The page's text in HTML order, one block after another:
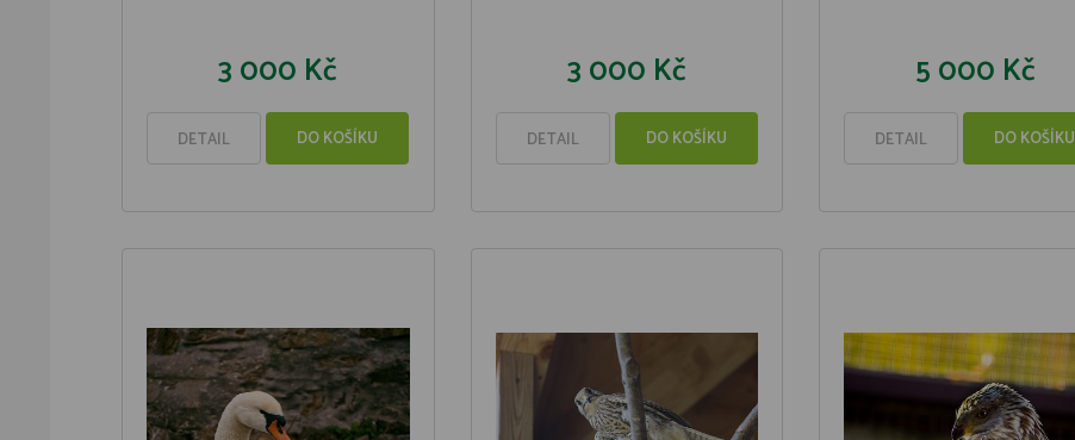
3 000 Kč
DETAIL DO KOŠÍKU
3 000 Kč
DETAIL DO KOŠÍKU
5 000 Kč
DETAIL DO KOŠÍKU